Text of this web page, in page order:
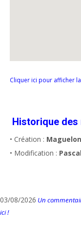
Cliquer ici pour afficher
Historique
• Création :
• Modification :
03/08/2026 Un
ici !